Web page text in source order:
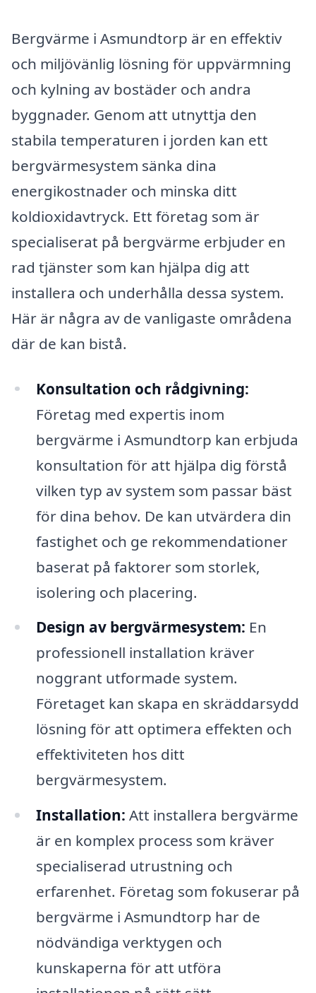
Bergvärme i Asmundtorp är en effektiv
och miljövänlig lösning för uppvärmning
och kylning av bostäder och andra
byggnader. Genom att utnyttja den
stabila temperaturen i jorden kan ett
bergvärmesystem sänka dina
energikostnader och minska ditt
koldioxidavtryck. Ett företag som är
specialiserat på bergvärme erbjuder en
rad tjänster som kan hjälpa dig att
installera och underhålla dessa system.
Här är några av de vanligaste områdena
där de kan bistå.
Konsultation och rådgivning:
Företag med expertis inom
bergvärme i Asmundtorp kan erbjuda
konsultation för att hjälpa dig förstå
vilken typ av system som passar bäst
för dina behov. De kan utvärdera din
fastighet och ge rekommendationer
baserat på faktorer som storlek,
isolering och placering.
Design av bergvärmesystem: En
professionell installation kräver
noggrant utformade system.
Företaget kan skapa en skräddarsydd
lösning för att optimera effekten och
effektiviteten hos ditt
bergvärmesystem.
Installation: Att installera bergvärme
är en komplex process som kräver
specialiserad utrustning och
erfarenhet. Företag som fokuserar på
bergvärme i Asmundtorp har de
nödvändiga verktygen och
kunskaperna för att utföra